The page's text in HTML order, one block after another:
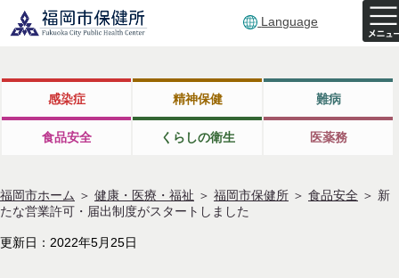
Language
感染症 精神保健 難病
食品安全 くらしの衛生 医薬務
福岡市ホーム ＞ 健康・医療・福祉 ＞ 福岡市保健所 ＞ 食品安全 ＞ 新
たな営業許可・届出制度がスタートしました
更新日：2022年5月25日